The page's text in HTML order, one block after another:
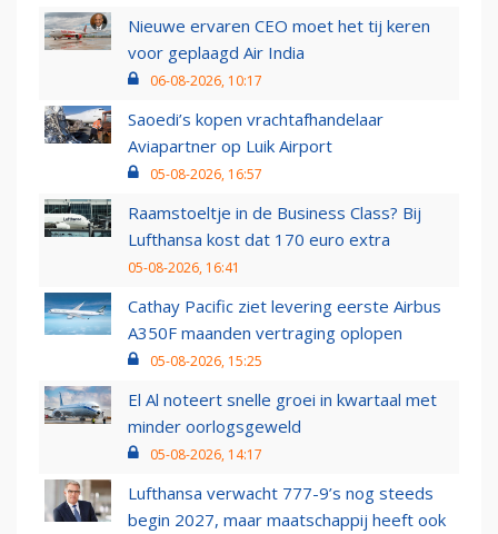
Nieuwe ervaren CEO moet het tij keren
voor geplaagd Air India
06-08-2026, 10:17
Saoedi’s kopen vrachtafhandelaar
Aviapartner op Luik Airport
05-08-2026, 16:57
Raamstoeltje in de Business Class? Bij
Lufthansa kost dat 170 euro extra
05-08-2026, 16:41
Cathay Pacific ziet levering eerste Airbus
A350F maanden vertraging oplopen
05-08-2026, 15:25
El Al noteert snelle groei in kwartaal met
minder oorlogsgeweld
05-08-2026, 14:17
Lufthansa verwacht 777-9’s nog steeds
begin 2027, maar maatschappij heeft ook